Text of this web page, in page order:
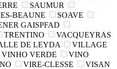
SAUMUR
BEAUNE
SOAVE
GAISPFAD
TRENTINO
VACQUEYRAS
DE LEYDA
VILLAGE
VINHO VERDE
VINO
VIRE-CLESSE
VISAN